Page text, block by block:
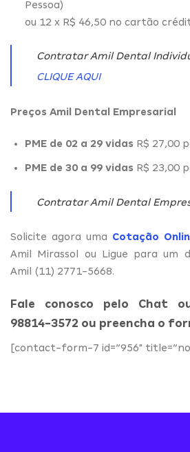
Pessoa)
ou 12 x R$ 46,50 no cartão
Contratar Amil Dental
CLIQUE AQUI
Preços Amil Dental Empresarial
PME de 02 a 29 vidas R$ 27,00
PME de 30 a 99 vidas R$ 23,00
Contratar Amil Dental
Solicite agora uma Cotação
Amil Mirassol ou Ligue para um
Amil (11) 2771-5668.
Fale conosco pelo Chat
98814-3572 ou preencha o
[contact-form-7 id=”956″